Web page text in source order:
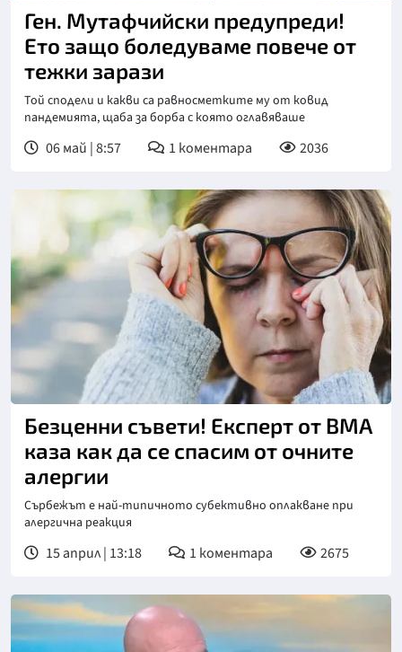
Ген. Мутафчийски предупреди!
Ето защо боледуваме повече от
тежки зарази
Той сподели и какви са равносметките му от ковид
пандемията, щаба за борба с която оглавяваше
06 май | 8:57 1 коментара 2036
Безценни съвети! Експерт от ВМА
каза как да се спасим от очните
алергии
Сърбежът е най-типичното субективно оплакване при
алергична реакция
15 април | 13:18 1 коментара 2675